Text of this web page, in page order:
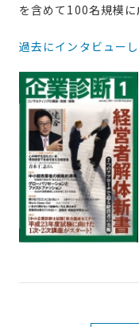
を含めて100名規模に
過去にインタビュー